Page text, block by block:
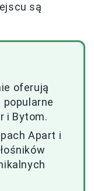
są
oferują
popularne
i Bytom.
Apart i